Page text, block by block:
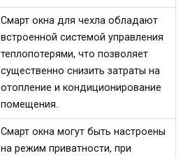
Смарт окна для чехла обладают
встроенной системой управления
теплопотерями, что позволяет
существенно снизить затраты на
отопление и кондиционирование
помещения.
Смарт окна могут быть настроены
на режим приватности, при